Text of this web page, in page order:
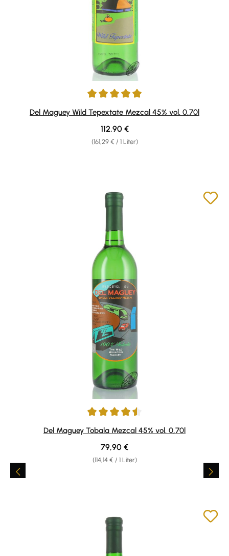
Durchschnittliche Bewertung von 5 von 5 Sternen
Del Maguey Wild Tepextate Mezcal 45% vol. 0,70l
(161,29 € / 1 Liter)
Regulärer Preis:
112,90 €
Durchschnittliche Bewertung von 4.5 von 5 Sternen
Del Maguey Tobala Mezcal 45% vol. 0,70l
(114,14 € / 1 Liter)
Regulärer Preis:
79,90 €